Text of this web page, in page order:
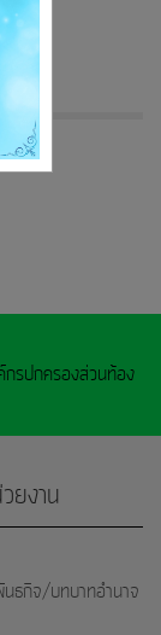
กรปกครองส่วนท้อง
ยงาน
ธกิจ/บทบาทอำนาจ